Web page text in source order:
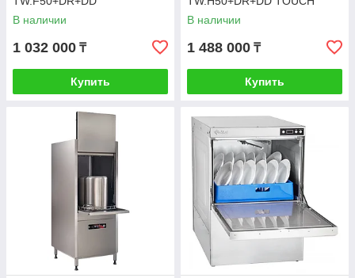
В наличии
1 032 000 ₸
Купить
В наличии
1 488 000 ₸
Купить